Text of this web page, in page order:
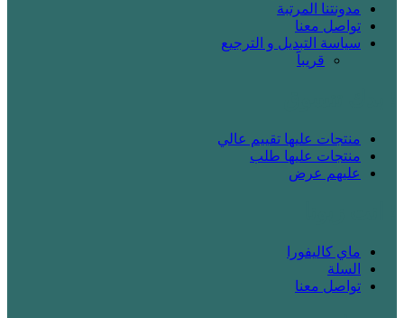
مدونتنا المرتبة
تواصل معنا
سياسة التبديل و الترجيع
قريباََ
منتجات عليها تقييم عالي
منتجات عليها طلب
عليهم عرض
ماي كاليفورا
السلة
تواصل معنا